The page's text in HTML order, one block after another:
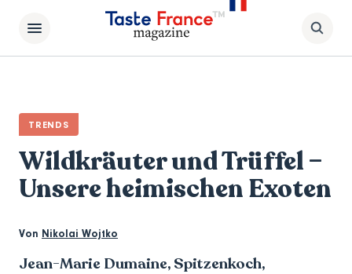
TRENDS
Wildkräuter und Trüffel –
Unsere heimischen Exoten
Von Nikolai Wojtko
Jean-Marie Dumaine, Spitzenkoch,